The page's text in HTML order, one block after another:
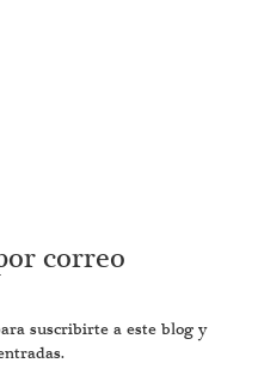
correo
suscribirte a este blog y